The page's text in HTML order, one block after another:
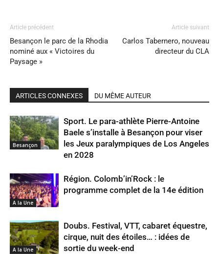
Article précédent
Besançon le parc de la Rhodia
nominé aux « Victoires du
Paysage »
Article suivant
Carlos Tabernero, nouveau
directeur du CLA
ARTICLES CONNEXES DU MÊME AUTEUR
Besançon
Sport. Le para-athlète Pierre-Antoine
Baele s’installe à Besançon pour viser
les Jeux paralympiques de Los Angeles
en 2028
A la Une
Région. Colomb’in’Rock : le
programme complet de la 14e édition
A la Une
Doubs. Festival, VTT, cabaret équestre,
cirque, nuit des étoiles… : idées de
sortie du week-end